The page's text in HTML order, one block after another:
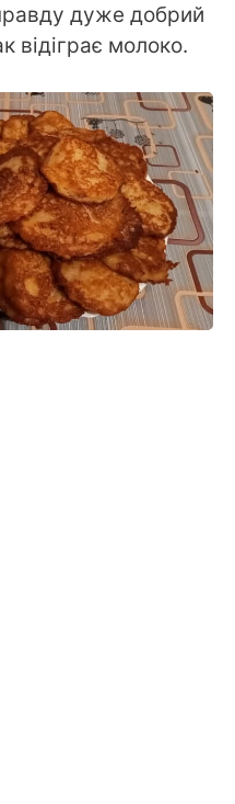
дуже добрий
відіграє молоко.